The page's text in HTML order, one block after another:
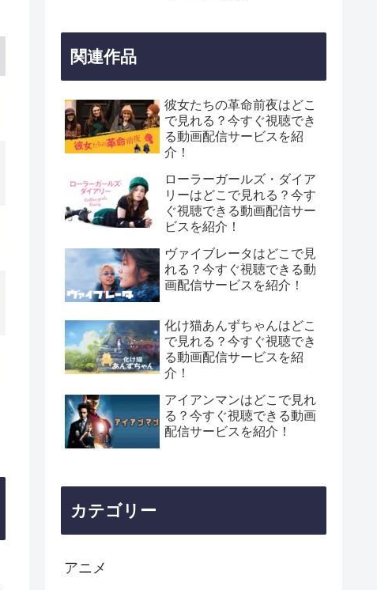
関連作品
彼女たちの革命前夜はどこ
で見れる？今すぐ視聴でき
る動画配信サービスを紹
介！
ローラーガールズ・ダイア
リーはどこで見れる？今す
ぐ視聴できる動画配信サー
ビスを紹介！
ヴァイブレータはどこで見
れる？今すぐ視聴できる動
画配信サービスを紹介！
化け猫あんずちゃんはどこ
で見れる？今すぐ視聴でき
る動画配信サービスを紹
介！
アイアンマンはどこで見れ
る？今すぐ視聴できる動画
配信サービスを紹介！
カテゴリー
アニメ